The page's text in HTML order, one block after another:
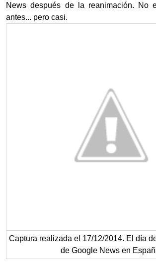
News después de la reanimación. No
antes... pero casi.
Captura realizada el 17/12/2014. El día
de Google News en